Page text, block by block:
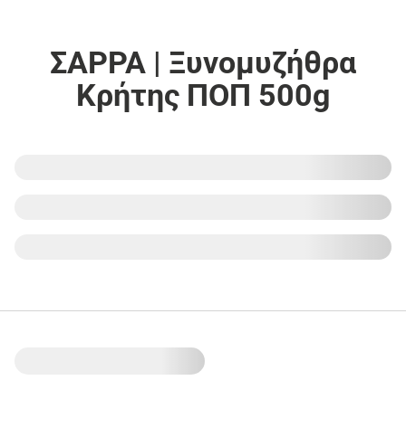
ΣΑΡΡΑ | Ξυνομυζήθρα
Κρήτης ΠΟΠ 500g